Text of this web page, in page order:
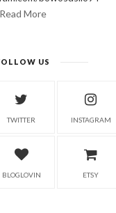
Read More
US
TWITTER INSTAGRAM
BLOGLOVIN ETSY